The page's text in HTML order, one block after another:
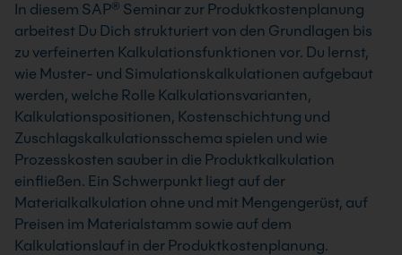
In diesem SAP® Seminar zur Produktkostenplanung
arbeitest Du Dich strukturiert von den Grundlagen bis
zu verfeinerten Kalkulationsfunktionen vor. Du lernst,
wie Muster- und Simulationskalkulationen aufgebaut
werden, welche Rolle Kalkulationsvarianten,
Kalkulationspositionen, Kostenschichtung und
Zuschlagskalkulationsschema spielen und wie
Prozesskosten sauber in die Produktkalkulation
einfließen. Ein Schwerpunkt liegt auf der
Materialkalkulation ohne und mit Mengengerüst, auf
Preisen im Materialstamm sowie auf dem
Kalkulationslauf in der Produktkostenplanung.